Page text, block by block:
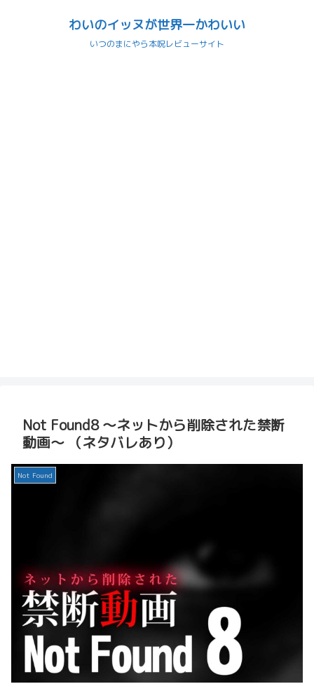
わいのイッヌが世界一かわいい
いつのまにやら本呪レビューサイト
Not Found8 ～ネットから削除された禁断
動画～ （ネタバレあり）
Not Found